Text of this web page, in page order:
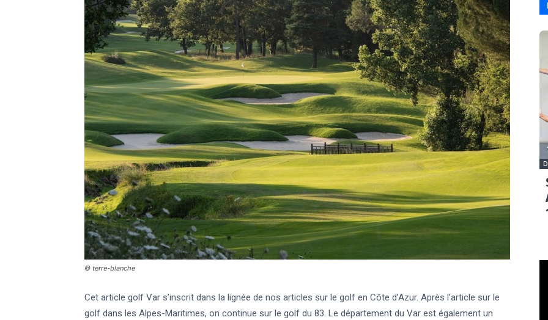
© terre-blanche
Cet article golf Var s’inscrit dans la lignée de nos articles sur le golf en Côte d’Azur. Après l’article sur le
golf dans les Alpes-Maritimes, on continue sur le golf du 83. Le département du Var est également un